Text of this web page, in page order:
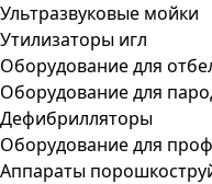
Ультразвуковые мойки
Утилизаторы игл
Оборудование для
Оборудование для
Дефибрилляторы
Оборудование для
Аппараты